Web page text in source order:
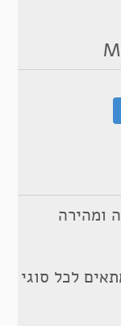
ומהירה
לכל סוגי